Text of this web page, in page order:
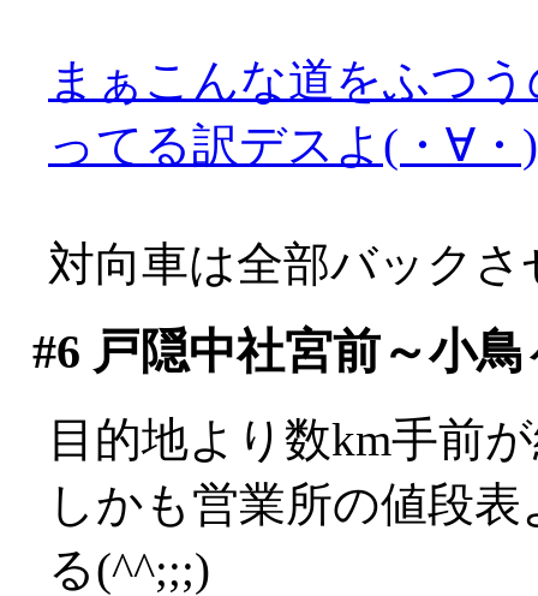
まぁこんな道をふつ
ってる訳デスよ(・∀・
対向車は全部バック
#6 戸隠中社宮前～小
目的地より数km手前
しかも営業所の値段
る(^^;;;)